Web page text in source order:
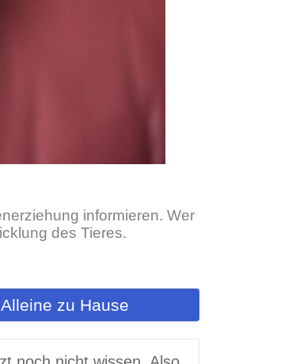
informieren. Wer
des Tieres.
Alleine zu Hause